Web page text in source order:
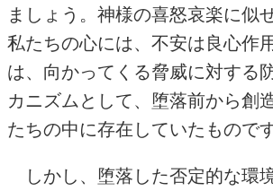
ましょう。神様の喜怒哀楽に似
私たちの心には、不安は良心作
は、向かってくる脅威に対する
カニズムとして、堕落前から創
たちの中に存在していたものです
しかし、堕落した否定的な環